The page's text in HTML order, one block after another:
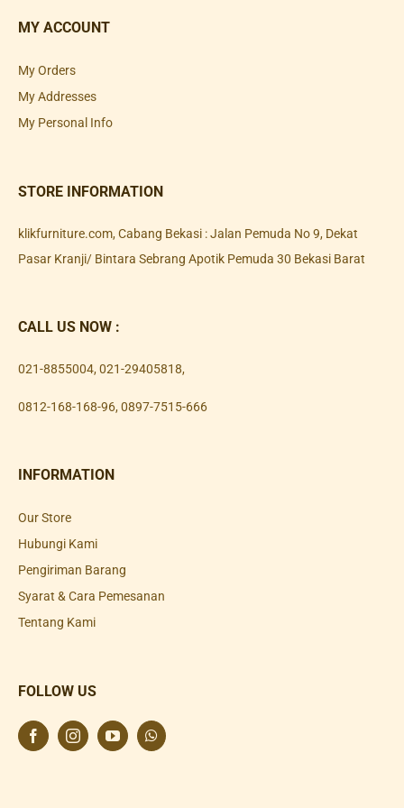
MY ACCOUNT
My Orders
My Addresses
My Personal Info
STORE INFORMATION
klikfurniture.com, Cabang Bekasi : Jalan Pemuda No 9, Dekat
Pasar Kranji/ Bintara Sebrang Apotik Pemuda 30 Bekasi Barat
CALL US NOW :
021-8855004, 021-29405818,
0812-168-168-96, 0897-7515-666
INFORMATION
Our Store
Hubungi Kami
Pengiriman Barang
Syarat & Cara Pemesanan
Tentang Kami
FOLLOW US